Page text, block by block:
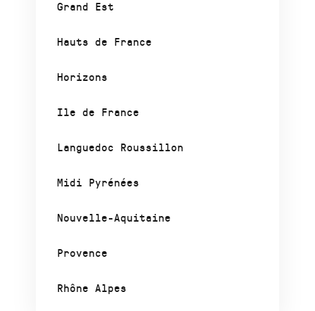
Grand Est
Hauts de France
Horizons
Ile de France
Languedoc Roussillon
Midi Pyrénées
Nouvelle-Aquitaine
Provence
Rhône Alpes